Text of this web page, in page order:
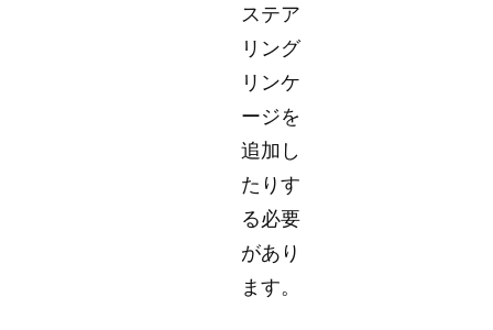
ステア
リング
リンケ
ージを
追加し
たりす
る必要
があり
ます。